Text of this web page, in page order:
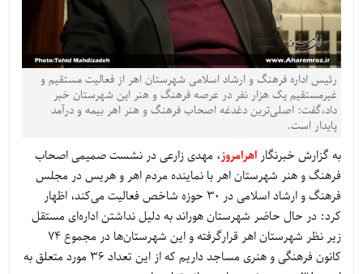
رئیس اداره فرهنگ و ارشاد اسلامی شهرستان اهر از فعالیت مستقیم و
غیرمستقیم یک هزار نفر در عرصه فرهنگ و هنر این شهرستان خبر
داد،گفت: اصلی‌ترین دغدغه اصحاب فرهنگ و هنر اهر بیمه و درآمد
پایدار است.
به گزارش خبرنگاراهرامروز، مهدی زارعی در نشست صمیمی اصحاب
فرهنگ و هنر شهرستان اهر با نماینده مردم اهر و هریس در مجلس
فرهنگ و ارشاد اسلامی در 30 حوزه شاخص فعالیت می‌کند، اظهار
کرد: در حال حاضر شهرستان هوراند به دلیل نداشتن اداره‌ای مستقل
زیر نظر شهرستان اهر قرارگرفته و این شهرستان‌ها در مجموع 74
کانون فرهنگی و هنری مساجد داریم که از این تعداد 36 مورد متعلق به